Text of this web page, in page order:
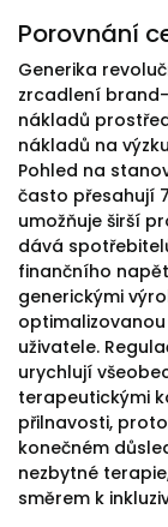
Porovnání
Generika
zrcadlení
nákladů
nákladů na
Pohled na
často přesahují
umožňuje širší
dává
finančního
generickými
uživatele.
urychlují
terapeutickými
přilnavosti,
konečném
nezbytné
směrem k